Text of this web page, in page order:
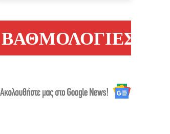
ΒΑΘΜΟΛΟΓΙΕΣ